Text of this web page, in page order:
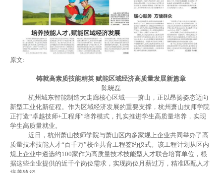
原文:
铸就高素质技能精英 赋能区域经济高质量发展新篇章
陈晓磊
杭州城东智能制造大走廊核心区域——萧山，正以昂扬姿态迈向
新型工业化新征程。作为区域经济发展的重要支撑，杭州萧山技师学院
正打造“卓越技师+工程师”培养模式，扎实推进学生高质量培养，实现
学生高质量就业。
近日，杭州萧山技师学院与萧山区内多家规上企业共同举办了高
质量技术技能人才“百千万”校企共育工程签约仪式。该工程计划从区内
规上企业中遴选约100家作为高质量技术技能型人才联合培育单位，根
据这些企业提供的近千个岗位需求，实现岗位月薪过万，精准匹配人才